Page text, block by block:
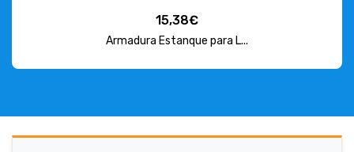
15,38€
Armadura Estanque para L...